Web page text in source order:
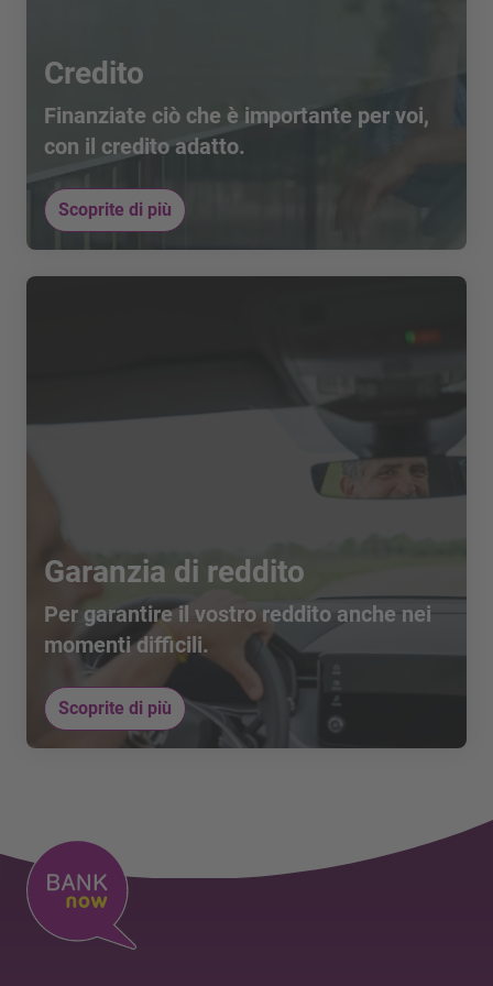
Credito
Finanziate ciò che è importante per voi,
con il credito adatto.
Scoprite di più
Garanzia di reddito
Per garantire il vostro reddito anche nei
momenti difficili.
Scoprite di più